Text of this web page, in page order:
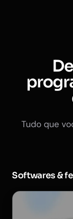
Tudo que
Softwares &